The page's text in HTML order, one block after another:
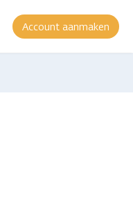
Account aanmaken